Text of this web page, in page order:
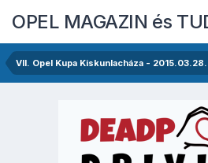
OPEL MAGAZIN és
VII. Opel Kupa Kiskunlacháza - 2015.03.28.